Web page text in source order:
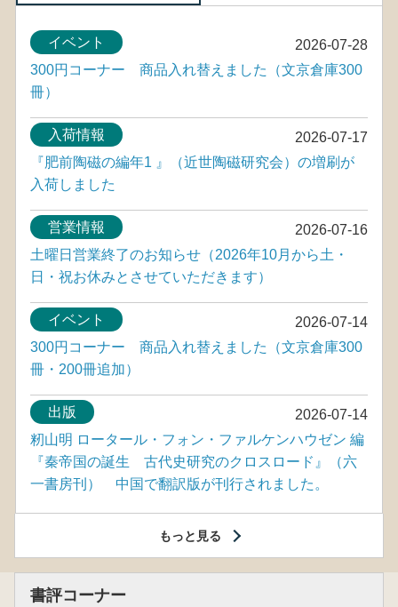
2026-07-28
イベント
300円コーナー 商品入れ替えました（文京倉庫300
冊）
2026-07-17
入荷情報
『肥前陶磁の編年1 』（近世陶磁研究会）の増刷が
入荷しました
2026-07-16
営業情報
土曜日営業終了のお知らせ（2026年10月から土・
日・祝お休みとさせていただきます）
2026-07-14
イベント
300円コーナー 商品入れ替えました（文京倉庫300
冊・200冊追加）
2026-07-14
出版
籾山明 ロータール・フォン・ファルケンハウゼン 編
『秦帝国の誕生 古代史研究のクロスロード』（六
一書房刊） 中国で翻訳版が刊行されました。
もっと見る
書評コーナー